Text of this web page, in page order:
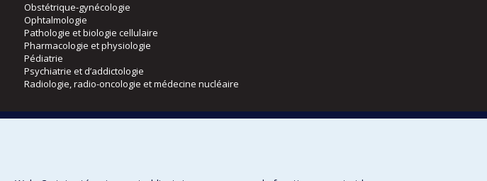
Obstétrique-gynécologie
Ophtalmologie
Pathologie et biologie cellulaire
Pharmacologie et physiologie
Pédiatrie
Psychiatrie et d’addictologie
Radiologie, radio-oncologie et médecine nucléaire